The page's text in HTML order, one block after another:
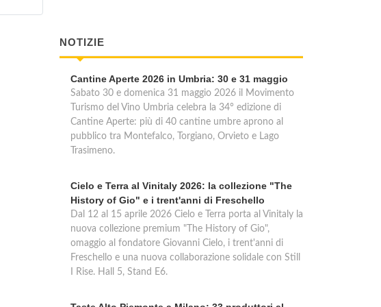
NOTIZIE
Cantine Aperte 2026 in Umbria: 30 e 31 maggio
Sabato 30 e domenica 31 maggio 2026 il Movimento
Turismo del Vino Umbria celebra la 34° edizione di
Cantine Aperte: più di 40 cantine umbre aprono al
pubblico tra Montefalco, Torgiano, Orvieto e Lago
Trasimeno.
Cielo e Terra al Vinitaly 2026: la collezione "The
History of Gio" e i trent'anni di Freschello
Dal 12 al 15 aprile 2026 Cielo e Terra porta al Vinitaly la
nuova collezione premium "The History of Gio",
omaggio al fondatore Giovanni Cielo, i trent'anni di
Freschello e una nuova collaborazione solidale con Still
I Rise. Hall 5, Stand E6.